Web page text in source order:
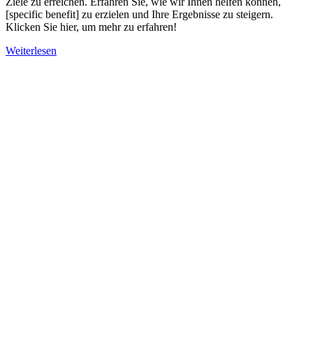
[specific benefit] zu erzielen und Ihre Ergebnisse zu steigern.
Klicken Sie hier, um mehr zu erfahren!
Weiterlesen